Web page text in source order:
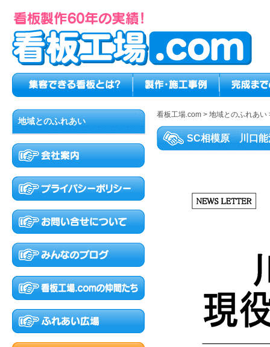
看板工場.com > 地域とのふれあい
SC相模原 川口能
地域とのふれあい